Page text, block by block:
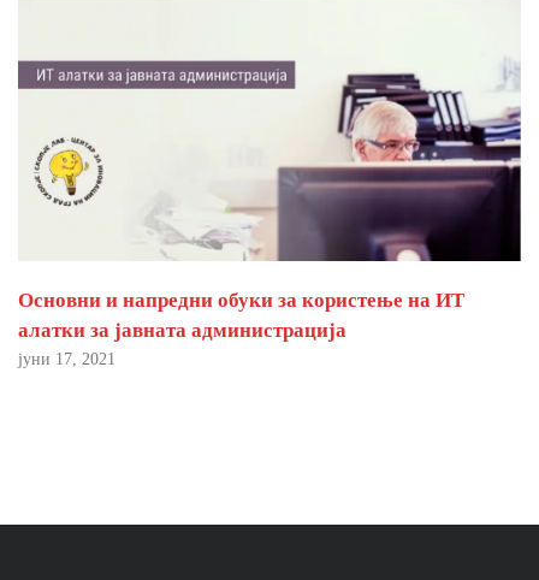
Основни и напредни обуки за користење на ИТ
алатки за јавната администрација
јуни 17, 2021